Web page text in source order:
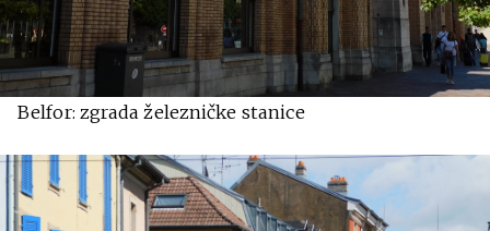
Belfor: zgrada železničke stanice